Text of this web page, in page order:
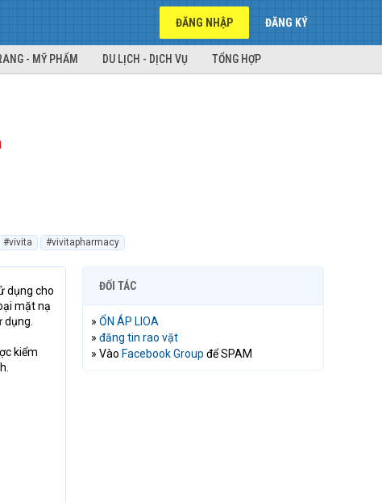
ĐĂNG NHẬP ĐĂNG KÝ
- MỸ PHẨM DU LỊCH - DỊCH VỤ TỔNG HỢP
#vivita #vivitapharmacy
dụng cho
mặt nạ
kiểm
ĐỐI TÁC
» ỔN ÁP LIOA
» đăng tin rao vặt
» Vào Facebook Group để SPAM